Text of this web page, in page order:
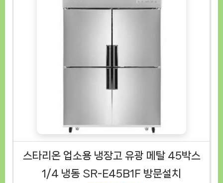
스타리온 업소용 냉장고 유광 메탈 45박스
1/4 냉동 SR-E45B1F 방문설치